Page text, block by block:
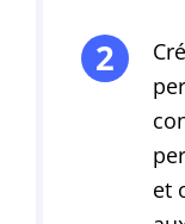
et